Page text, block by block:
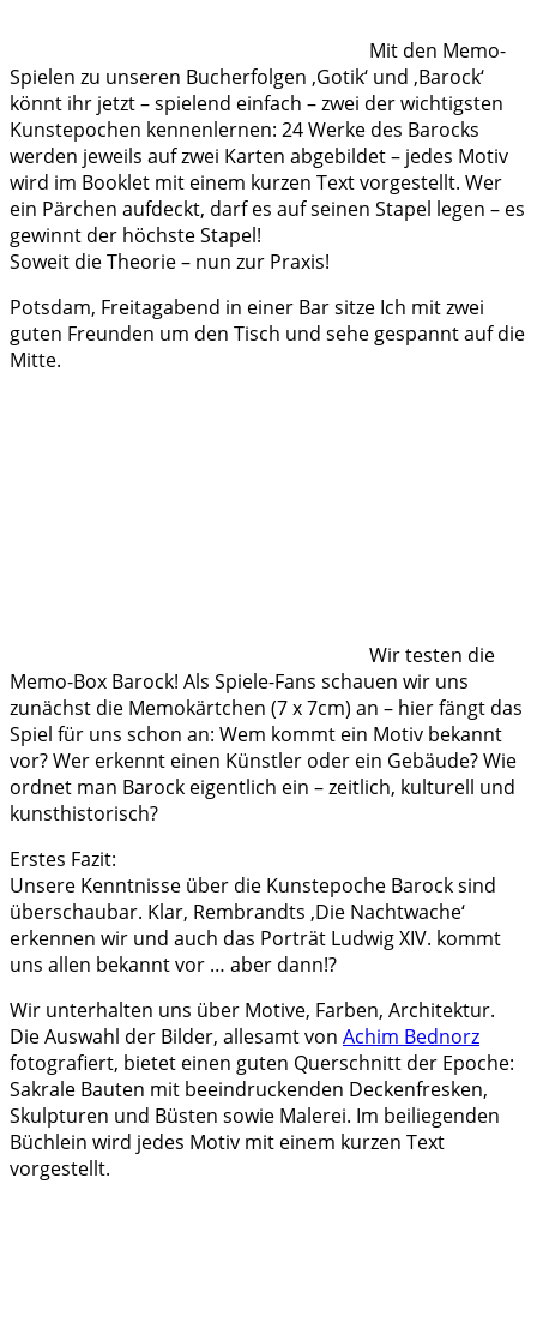
Mit den Memo-
Spielen zu unseren Bucherfolgen ‚Gotik‘ und ‚Barock‘
könnt ihr jetzt – spielend einfach – zwei der wichtigsten
Kunstepochen kennenlernen: 24 Werke des Barocks
werden jeweils auf zwei Karten abgebildet – jedes Motiv
wird im Booklet mit einem kurzen Text vorgestellt. Wer
ein Pärchen aufdeckt, darf es auf seinen Stapel legen – es
gewinnt der höchste Stapel!
Soweit die Theorie – nun zur Praxis!
Potsdam, Freitagabend in einer Bar sitze Ich mit zwei
guten Freunden um den Tisch und sehe gespannt auf die
Mitte.
Wir testen die
Memo-Box Barock! Als Spiele-Fans schauen wir uns
zunächst die Memokärtchen (7 x 7cm) an – hier fängt das
Spiel für uns schon an: Wem kommt ein Motiv bekannt
vor? Wer erkennt einen Künstler oder ein Gebäude? Wie
ordnet man Barock eigentlich ein – zeitlich, kulturell und
kunsthistorisch?
Erstes Fazit:
Unsere Kenntnisse über die Kunstepoche Barock sind
überschaubar. Klar, Rembrandts ‚Die Nachtwache‘
erkennen wir und auch das Porträt Ludwig XIV. kommt
uns allen bekannt vor … aber dann!?
Wir unterhalten uns über Motive, Farben, Architektur.
Die Auswahl der Bilder, allesamt von Achim Bednorz
fotografiert, bietet einen guten Querschnitt der Epoche:
Sakrale Bauten mit beeindruckenden Deckenfresken,
Skulpturen und Büsten sowie Malerei. Im beiliegenden
Büchlein wird jedes Motiv mit einem kurzen Text
vorgestellt.